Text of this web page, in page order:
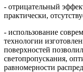
- отрицательный
практически,
- использование
технологии
поверхностей
светопропускания,
равномерности